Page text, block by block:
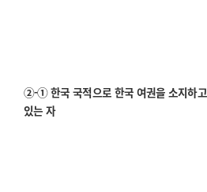
②-① 한국 국적으로 한국 여권을 소지하고
있는 자